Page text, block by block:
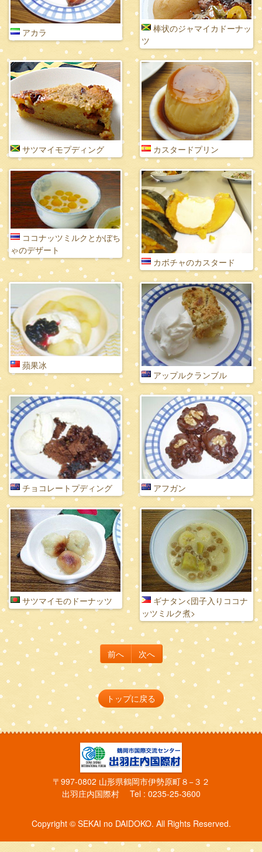
アカラ
棒状のジャマイカドーナッ
ツ
サツマイモプディング カスタードプリン
ココナッツミルクとかぼち
ゃのデザート
カボチャのカスタード
蘋果冰
アップルクランブル
チョコレートプディング アフガン
サツマイモのドーナッツ
ギナタン<団子入りココナ
ッツミルク煮>
前へ 次へ
トップに戻る
〒997-0802 山形県鶴岡市伊勢原町８−３２
出羽庄内国際村 Tel : 0235-25-3600
Copyright © SEKAI no DAIDOKO. All Rights Reserved.